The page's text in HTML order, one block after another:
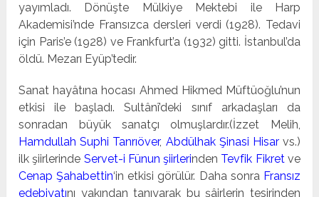
yayımladı. Dönüşte Mülkiye Mektebi ile Harp
Akademisi’nde Fransızca dersleri verdi (1928). Tedavi
için Paris’e (1928) ve Frankfurt’a (1932) gitti. İstanbul’da
öl­dü. Mezarı Eyüp’tedir.
Sanat hayâtına hocası Ahmed Hikmed Müftüoğlu’nun
et­kisi ile başladı. Sultânî’deki sınıf arkadaşları da
sonradan büyük sanatçı olmuşlardır.(İzzet Melih,
Hamdullah Suphi Tanrıöver, Abdülhak Şinasi Hisarvs.)
ilk şiirlerinde Servet-i Fünun şiirlerin­den Tevfik Fikretve
Cenap Şahabettin‘in etkisi görülür. Daha sonra Fransız
edebiyatını yakından tanıyarak bu şâirlerin tesirinden